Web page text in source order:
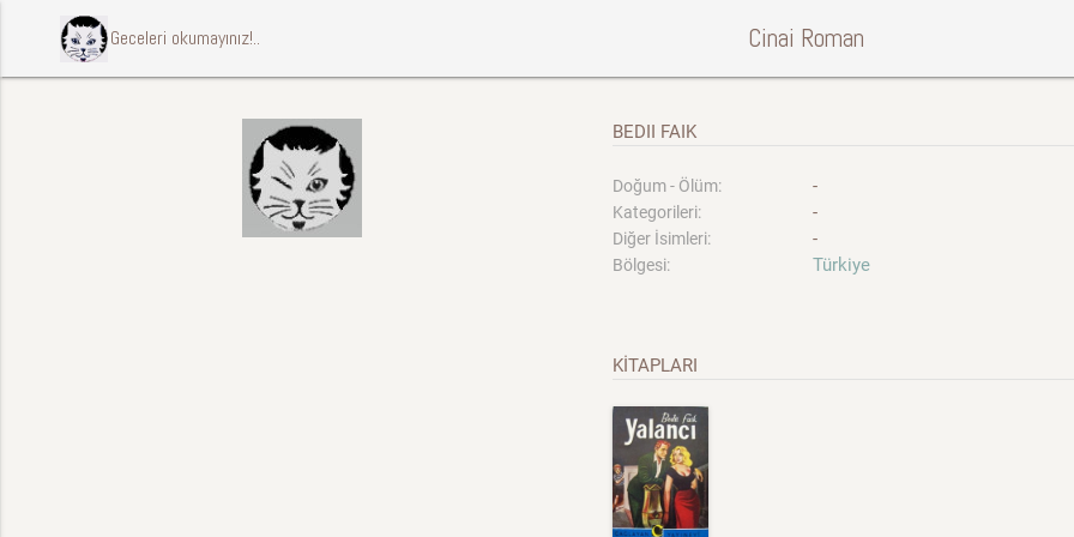
ccccci Geceleri okumayınız!.. Cinai Roman
BEDII FAIK
Doğum - Ölüm: -
Kategorileri: -
Diğer İsimleri: -
Bölgesi: Türkiye
KİTAPLARI